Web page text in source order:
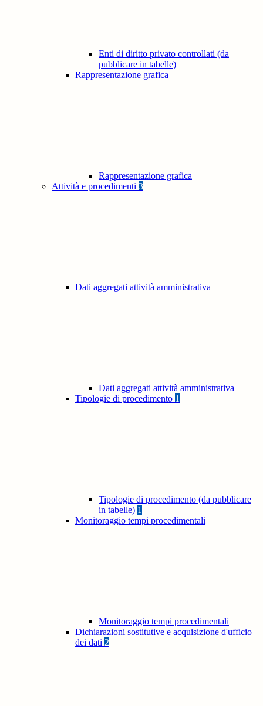
Enti di diritto privato controllati (da
pubblicare in tabelle)
Rappresentazione grafica
Rappresentazione grafica
Attività e procedimenti 3
Dati aggregati attività amministrativa
Dati aggregati attività amministrativa
Tipologie di procedimento 1
Tipologie di procedimento (da pubblicare
in tabelle) 1
Monitoraggio tempi procedimentali
Monitoraggio tempi procedimentali
Dichiarazioni sostitutive e acquisizione d'ufficio
dei dati 2